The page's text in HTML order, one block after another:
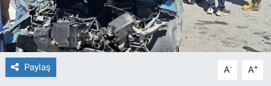
Paylaş A- A+
MAGAZİN
Bilim, Teknoloji